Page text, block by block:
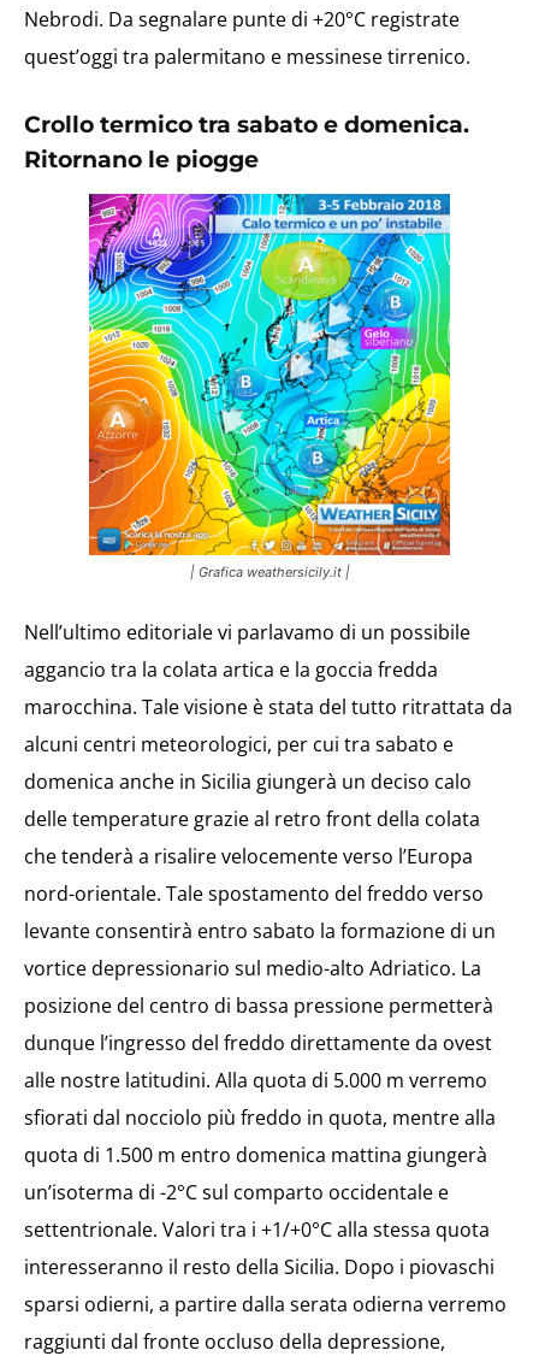
Nebrodi. Da segnalare punte di +20°C registrate
quest’oggi tra palermitano e messinese tirrenico.
Crollo termico tra sabato e domenica.
Ritornano le piogge
| Grafica weathersicily.it |
Nell’ultimo editoriale vi parlavamo di un possibile
aggancio tra la colata artica e la goccia fredda
marocchina. Tale visione è stata del tutto ritrattata da
alcuni centri meteorologici, per cui tra sabato e
domenica anche in Sicilia giungerà un deciso calo
delle temperature grazie al retro front della colata
che tenderà a risalire velocemente verso l’Europa
nord-orientale. Tale spostamento del freddo verso
levante consentirà entro sabato la formazione di un
vortice depressionario sul medio-alto Adriatico. La
posizione del centro di bassa pressione permetterà
dunque l’ingresso del freddo direttamente da ovest
alle nostre latitudini. Alla quota di 5.000 m verremo
sfiorati dal nocciolo più freddo in quota, mentre alla
quota di 1.500 m entro domenica mattina giungerà
un’isoterma di -2°C sul comparto occidentale e
settentrionale. Valori tra i +1/+0°C alla stessa quota
interesseranno il resto della Sicilia. Dopo i piovaschi
sparsi odierni, a partire dalla serata odierna verremo
raggiunti dal fronte occluso della depressione,